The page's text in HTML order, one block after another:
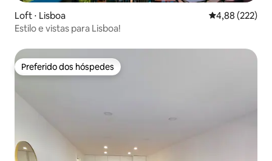
Loft ⋅ Lisboa 4,88 de uma
4,88 (222)
Estilo e vistas para Lisboa!
Preferido dos hóspedes
Preferido dos hóspedes